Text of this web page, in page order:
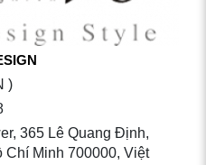
)
365 Lê Quang Định,
Chí Minh 700000, Việt